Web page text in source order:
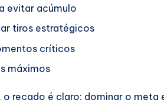
evitar acúmulo
tiros estratégicos
críticos
máximos
recado é claro: dominar o